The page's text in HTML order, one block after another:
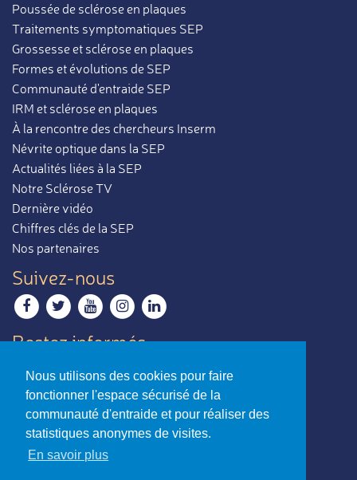
Nous utilisons des cookies pour faire
fonctionner l'espace sécurisé de la
communauté d'entraide et pour réaliser des
statistiques anonymes de visites.
En savoir plus
Poussée de sclérose en plaques
Traitements symptomatiques SEP
Grossesse et sclérose en plaques
Formes et évolutions de SEP
Communauté d'entraide SEP
IRM et sclérose en plaques
À la rencontre des chercheurs Inserm
Névrite optique dans la SEP
Actualités liées à la SEP
Notre Sclérose TV
Dernière vidéo
Chiffres clés de la SEP
Nos partenaires
Suivez-nous
Restez informés
Contactez-nous
Envoyer un e-mail
La sclérose en plaques,
par ceux qui en parlent le mieux.